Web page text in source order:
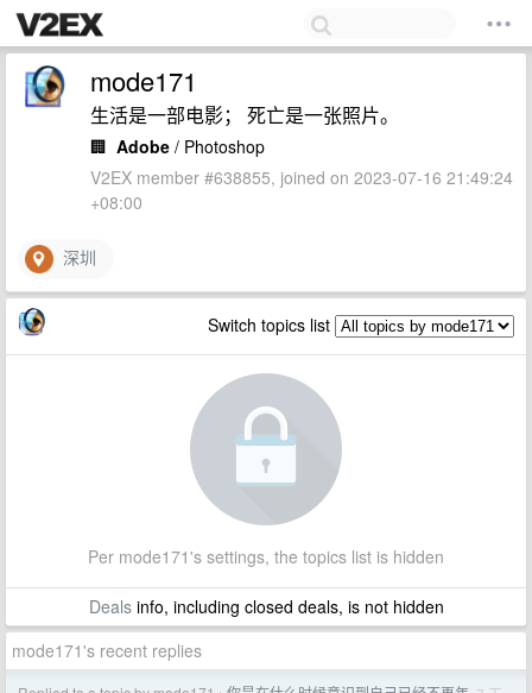
mode171
生活是一部电影； 死亡是一张照片。
🏢 Adobe / Photoshop
V2EX member #638855, joined on 2023-07-16 21:49:24
+08:00
深圳
Switch topics list
Per mode171's settings, the topics list is hidden
Dealsinfo, including closed deals, is not hidden
mode171's recent replies